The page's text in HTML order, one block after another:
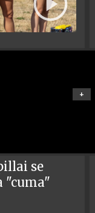
+
se
"cuma"